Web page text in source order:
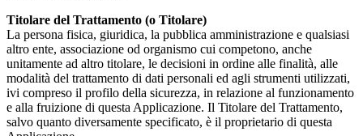
Titolare del Trattamento (o Titolare)
La persona fisica, giuridica, la pubblica amministrazione e qualsiasi
altro ente, associazione od organismo cui competono, anche
unitamente ad altro titolare, le decisioni in ordine alle finalità, alle
modalità del trattamento di dati personali ed agli strumenti utilizzati,
ivi compreso il profilo della sicurezza, in relazione al funzionamento
e alla fruizione di questa Applicazione. Il Titolare del Trattamento,
salvo quanto diversamente specificato, è il proprietario di questa